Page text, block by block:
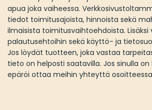
apua joka vaiheessa.
tiedot toimitusajoista, hinnoista sekä
ilmaisista toimitusvaihtoehdoista.
palautusehtoihin sekä käyttö- ja
Jos löydät tuotteen, joka vastaa
tieto on helposti saatavilla. Jos sinulla
epäröi ottaa meihin yhteyttä osoitteessa